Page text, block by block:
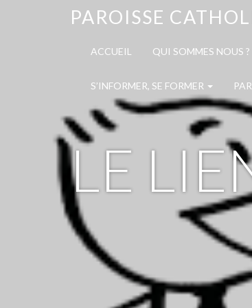
PAROISSE
ACCUEIL QUI SOMMES NOUS ?
S’INFORMER, SE FORMER
LE